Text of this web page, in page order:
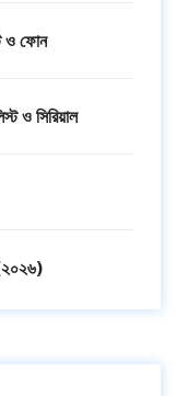
ও ফোন
ও সিরিয়াল
(২০২৬)